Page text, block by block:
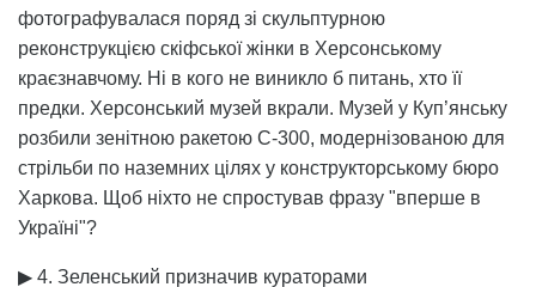
фотографувалася поряд зі скульптурною
реконструкцією скіфської жінки в Херсонському
краєзнавчому. Ні в кого не виникло б питань, хто її
предки. Херсонський музей вкрали. Музей у Куп’янську
розбили зенітною ракетою С-300, модернізованою для
стрільби по наземних цілях у конструкторському бюро
Харкова. Щоб ніхто не спростував фразу "вперше в
Україні"?
▶ 4. Зеленський призначив кураторами